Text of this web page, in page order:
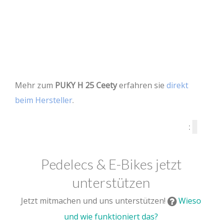
Mehr zum PUKY H 25 Ceetyerfahren sie direkt
beim Hersteller.
:
Pedelecs & E-Bikes jetzt
unterstützen
Jetzt mitmachen und uns unterstützen!
Wieso
und wie funktioniert das?